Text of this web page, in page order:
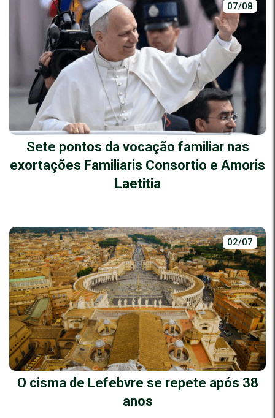
07/08
Sete pontos da vocação familiar nas
exortações Familiaris Consortio e Amoris
Laetitia
02/07
O cisma de Lefebvre se repete após 38
anos